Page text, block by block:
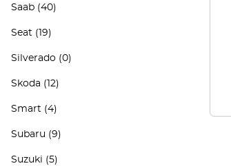
Saab (40)
Seat (19)
Silverado (0)
Skoda (12)
Smart (4)
Subaru (9)
Suzuki (5)